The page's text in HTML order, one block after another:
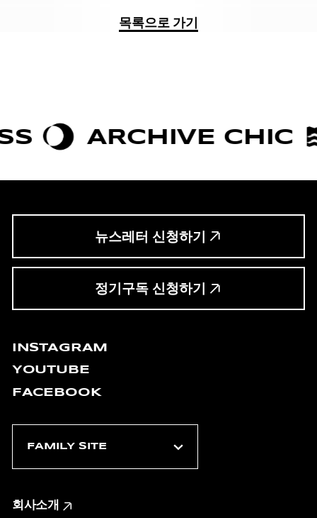
목록으로 가기
ARCHIVE CHIC
뉴스레터 신청하기
정기구독 신청하기
INSTAGRAM
YOUTUBE
FACEBOOK
회사소개